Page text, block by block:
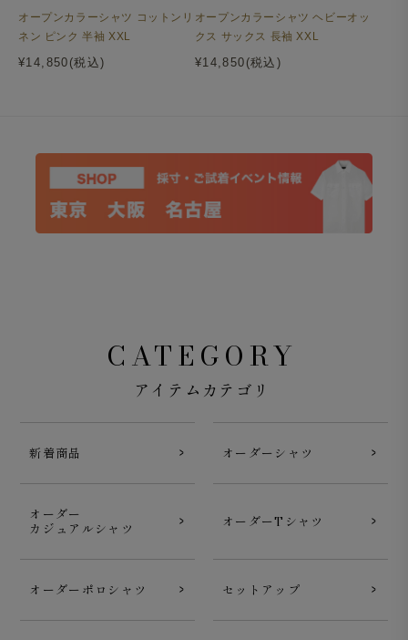
オープンカラーシャツ コットンリ
ネン ピンク 半袖 XXL
¥14,850(税込)
オープンカラーシャツ ヘビーオッ
クス サックス 長袖 XXL
¥14,850(税込)
CATEGORY
アイテムカテゴリ
新着商品 オーダーシャツ
オーダー
カジュアルシャツ
オーダーTシャツ
オーダーポロシャツ セットアップ